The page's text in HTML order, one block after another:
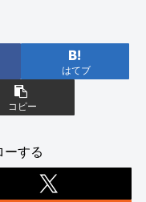
はてブ
コピー
ーする